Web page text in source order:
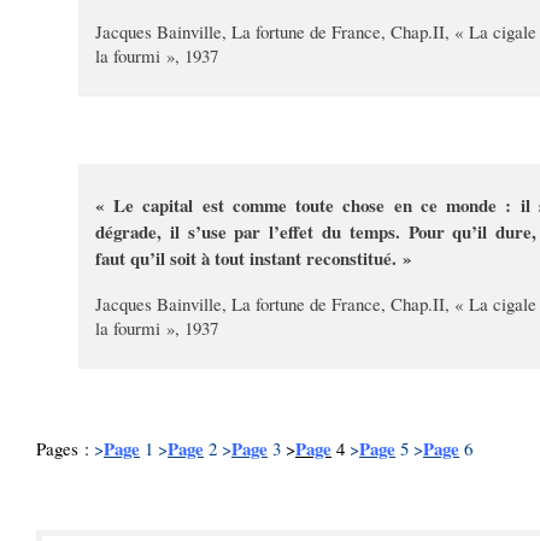
Jacques Bainville, La fortune de France, Chap.II, « La
la fourmi », 1937
« Le capital est comme toute chose en ce monde : il
dégrade, il s’use par l’effet du temps. Pour qu’il
faut qu’il soit à tout instant reconstitué. »
Jacques Bainville, La fortune de France, Chap.II, « La
la fourmi », 1937
Pages : >Page 1 >Page 2 >Page 3 >Page 4 >Page 5 >Page 6